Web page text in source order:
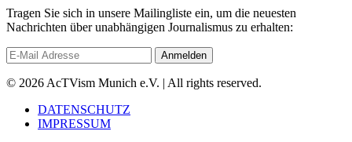
Tragen Sie sich in unsere Mailingliste ein, um die neuesten
Nachrichten über unabhängigen Journalismus zu erhalten:
© 2026 AcTVism Munich e.V. | All rights reserved.
DATENSCHUTZ
IMPRESSUM